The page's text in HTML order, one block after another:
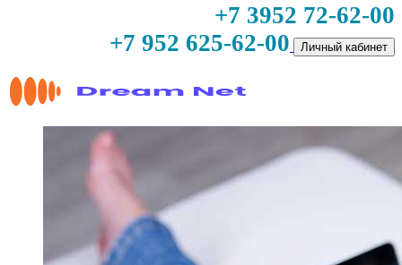
+7 3952 72-62-00
+7 952 625-62-00
Личный кабинет